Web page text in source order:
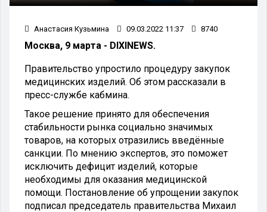
Анастасия Кузьмина 09.03.2022 11:37 8740
Москва, 9 марта - DIXINEWS.
Правительство упростило процедуру закупок
медицинских изделий. Об этом рассказали в
пресс-службе кабмина.
Такое решение принято для обеспечения
стабильности рынка социально значимых
товаров, на которых отразились введённые
санкции. По мнению экспертов, это поможет
исключить дефицит изделий, которые
необходимы для оказания медицинской
помощи. Постановление об упрощении закупок
подписал председатель правительства Михаил